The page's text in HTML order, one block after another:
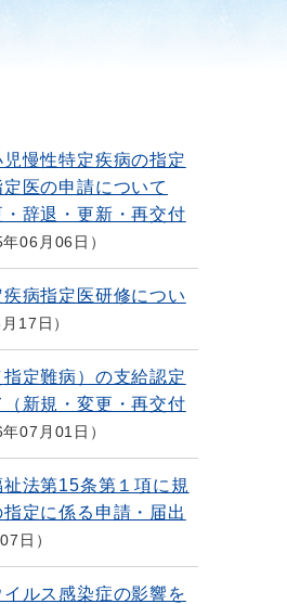
慢性特定疾病の指定
医の申請について
・辞退・更新・再交付
06月06日
病指定医研修につい
17日
定難病）の支給認定
新規・変更・再交付
07月01日
法第15条第１項に規
定に係る申請・届出
日
ルス感染症の影響を